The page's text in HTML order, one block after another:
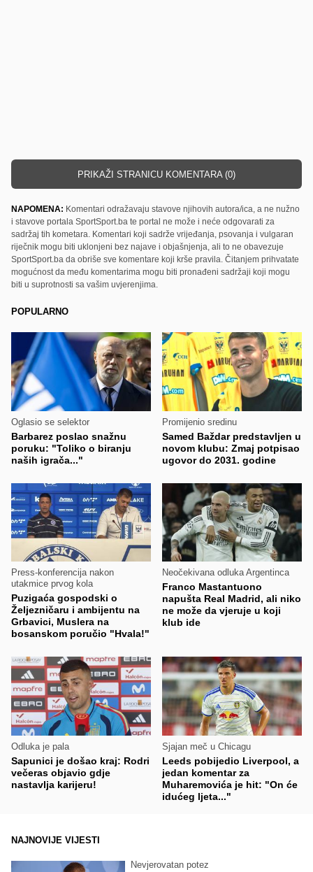
PRIKAŽI STRANICU KOMENTARA (0)
NAPOMENA: Komentari odražavaju stavove njihovih autora/ica, a ne nužno
i stavove portala SportSport.ba te portal ne može i neće odgovarati za
sadržaj tih kometara. Komentari koji sadrže vrijeđanja, psovanja i vulgaran
riječnik mogu biti uklonjeni bez najave i objašnjenja, ali to ne obavezuje
SportSport.ba da obriše sve komentare koji krše pravila. Čitanjem prihvatate
mogućnost da među komentarima mogu biti pronađeni sadržaji koji mogu
biti u suprotnosti sa vašim uvjerenjima.
POPULARNO
Oglasio se selektor
Barbarez poslao snažnu
poruku: "Toliko o biranju
naših igrača..."
Promijenio sredinu
Samed Baždar predstavljen u
novom klubu: Zmaj potpisao
ugovor do 2031. godine
Press-konferencija nakon
utakmice prvog kola
Puzigaća gospodski o
Željezničaru i ambijentu na
Grbavici, Muslera na
bosanskom poručio "Hvala!"
Neočekivana odluka Argentinca
Franco Mastantuono
napušta Real Madrid, ali niko
ne može da vjeruje u koji
klub ide
Odluka je pala
Sapunici je došao kraj: Rodri
večeras objavio gdje
nastavlja karijeru!
Sjajan meč u Chicagu
Leeds pobijedio Liverpool, a
jedan komentar za
Muharemovića je hit: "On će
idućeg ljeta..."
NAJNOVIJE VIJESTI
Nevjerovatan potez